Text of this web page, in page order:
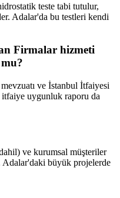
teste tabi tutulur,
Adalar'da bu testleri kendi
Firmalar hizmeti
ve İstanbul İtfaiyesi
uygunluk raporu da
ve kurumsal müşteriler
Adalar'daki büyük projelerde